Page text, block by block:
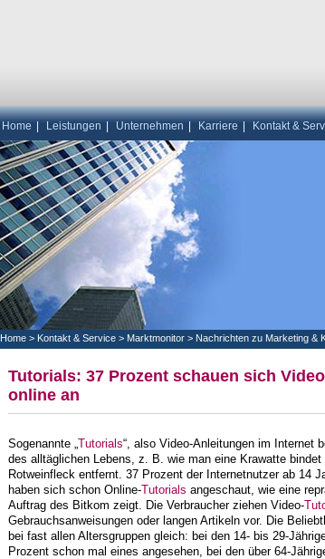
Home Leistungen Unternehmen Karriere Kontakt &
Home > Kontakt & Service > Marktmonitor > Nachrichten zu Marketing &
Tutorials: 37 Prozent schauen sich
online an
Sogenannte „ Tutorials“, also Video-Anleitungen im Internet
des alltäglichen Lebens, z. B. wie man eine Krawatte bindet
Rotweinfleck entfernt. 37 Prozent der Internetnutzer ab 14
haben sich schon Online-Tutorials angeschaut, wie eine
Auftrag des Bitkom zeigt. Die Verbraucher ziehen Video-
Gebrauchsanweisungen oder langen Artikeln vor. Die
bei fast allen Altersgruppen gleich: bei den 14- bis 29-
Prozent schon mal eines angesehen, bei den über 64-